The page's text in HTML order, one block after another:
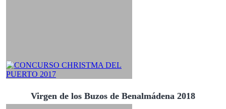
Virgen de los Buzos de Benalmádena 2018